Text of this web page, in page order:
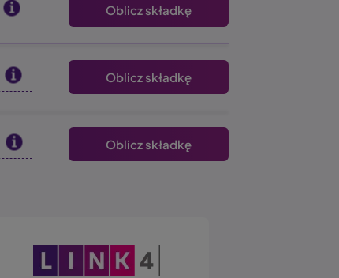
Oblicz składkę
Oblicz składkę
Oblicz składkę
Obraz